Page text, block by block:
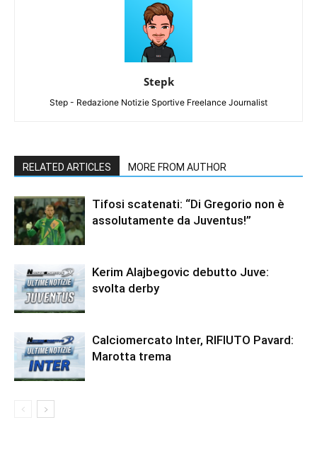
Stepk
Step - Redazione Notizie Sportive Freelance Journalist
RELATED ARTICLES MORE FROM AUTHOR
Tifosi scatenati: “Di Gregorio non è
assolutamente da Juventus!”
Kerim Alajbegovic debutto Juve:
svolta derby
Calciomercato Inter, RIFIUTO Pavard:
Marotta trema